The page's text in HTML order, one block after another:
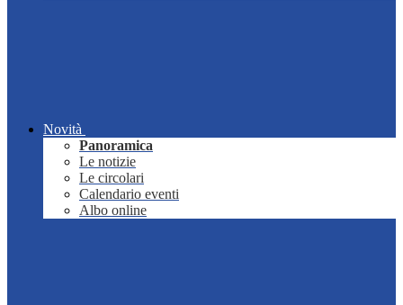
Novità
Panoramica
Le notizie
Le circolari
Calendario eventi
Albo online